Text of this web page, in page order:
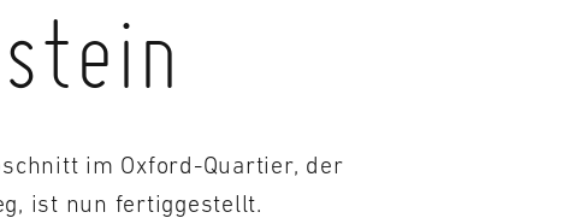
im Oxford-Quartier, der
ist nun fertiggestellt.